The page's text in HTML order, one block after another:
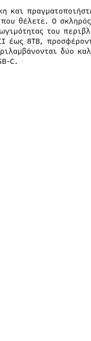
και
θέλετε. Ο
του
8TB,
δύο
C.